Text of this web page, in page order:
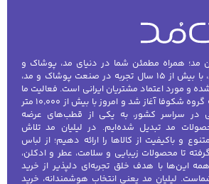
ضدآب:برای کسانی که نیاز به دوام
این مدادها طراحی شده‌اند تا در
آب و شرایط مرطوب مقاوم باشند.
برای استفاده در طول روزهای
مرطوب.
برای کسانی که می‌خواهند
با رنگ‌های مختلف و شاداب‌تر
چشم رنگی می‌توانند
مد؛ همراه مطمئن شما در دنیای مد، پوشاک و
سبک زندگی | لیلیان مد، با بیش از ۱۵ سال تجربه در صنعت پوشاک و مد،
و مورد اعتماد مشتریان ایرانی است. فعالیت ما
از سال ۲۰۰۸ زیرمجموعه گروه شکوفا آغاز شد و امروز با بیش از ۱۰٬۰۰۰ متر
در سراسر کشور، به یکی از قطب‌های عرضه
مد تبدیل شده‌ایم. در لیلیان مد تلاش
و باکیفیت از کالاها را ارائه دهیم؛ از لباس
گرفته تا محصولات زیبایی و سلامت، عطر و ادکلن،
این‌ها با هدف خلق تجربه‌ای دلپذیر از خرید
لیلیان مد یعنی انتخاب هوشمندانه، خرید